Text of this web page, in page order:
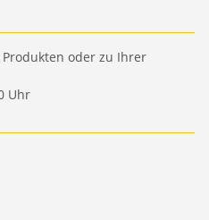
oder zu Ihrer
Uhr